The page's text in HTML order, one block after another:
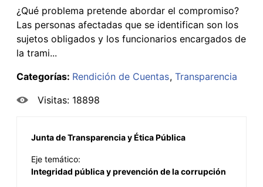
¿Qué problema pretende abordar el compromiso?
Las personas afectadas que se identifican son los
sujetos obligados y los funcionarios encargados de
la trami...
Categorías: Rendición de Cuentas Transparencia
Visitas: 18898
Junta de Transparencia y Ética Pública
Eje temático:
Integridad pública y prevención de la corrupción